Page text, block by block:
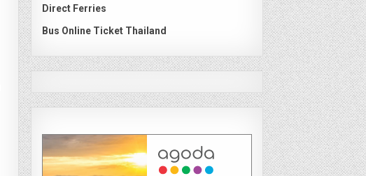
Direct Ferries
Bus Online Ticket Thailand